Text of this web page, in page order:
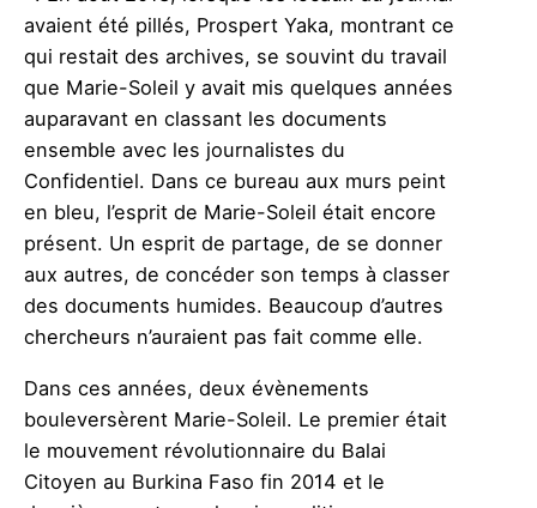
avaient été pillés, Prospert Yaka, montrant ce
qui restait des archives, se souvint du travail
que Marie-Soleil y avait mis quelques années
auparavant en classant les documents
ensemble avec les journalistes du
Confidentiel. Dans ce bureau aux murs peint
en bleu, l’esprit de Marie-Soleil était encore
présent. Un esprit de partage, de se donner
aux autres, de concéder son temps à classer
des documents humides. Beaucoup d’autres
chercheurs n’auraient pas fait comme elle.
Dans ces années, deux évènements
bouleversèrent Marie-Soleil. Le premier était
le mouvement révolutionnaire du Balai
Citoyen au Burkina Faso fin 2014 et le